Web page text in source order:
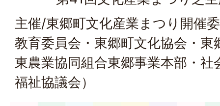
主催/東郷町文化産業まつり開催
教育委員会・東郷町文化協会・
東農業協同組合東郷事業本部・社
福祉協議会）